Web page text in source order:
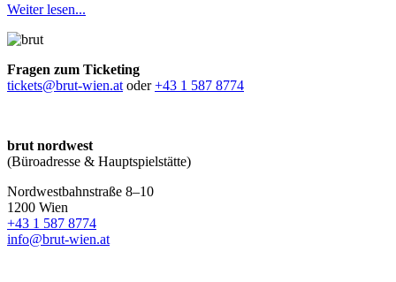
Weiter lesen...
Fragen zum Ticketing
tickets@brut-wien.at oder+43 1 587 8774
brut nordwest
(Büroadresse & Hauptspielstätte)
Nordwestbahnstraße 8–10
1200 Wien
+43 1 587 8774
info@brut-wien.at